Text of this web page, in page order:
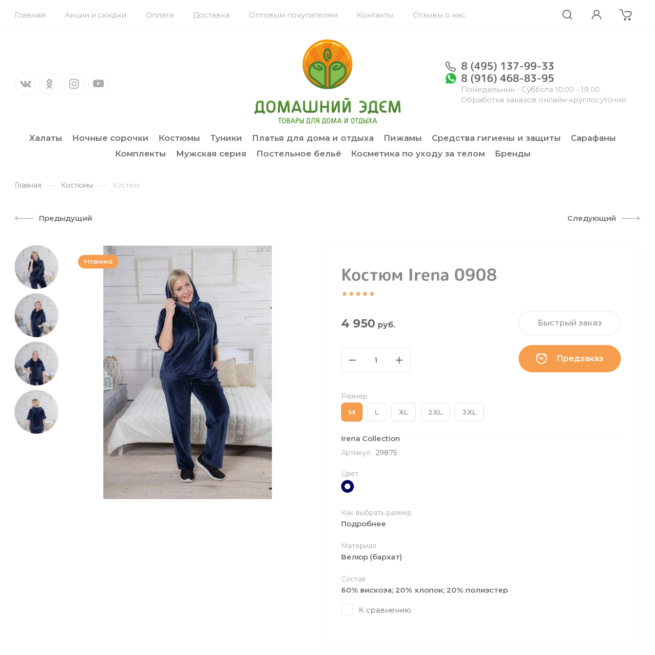
Главная Акции и скидки Оплата Доставка Оптовым покупателям Контакты Отзывы о нас
8 (495) 137-99-33
8 (916) 468-83-95
Понедельник - Суббота 10.00 - 19.00.
Обработка заказов онлайн круглосуточно
Халаты Ночные сорочки Костюмы Туники Платья для дома и отдыха Пижамы Средства гигиены и защиты
Сарафаны
Комплекты
Мужская серия Постельное бельё Косметика по уходу за телом Бренды
Главная Костюмы Костюм
Предыдущий Следующий
Новинка
Костюм Irena 0908
4 950 руб.
Предзаказ
Быстрый заказ
Размер
M L XL 2XL 3XL
Irena Collection
Артикул: 29875
Цвет
Как выбрать размер
Подробнее
Материал
Велюр (бархат)
Состав
60% вискоза; 20% хлопок; 20% полиэстер
К сравнению